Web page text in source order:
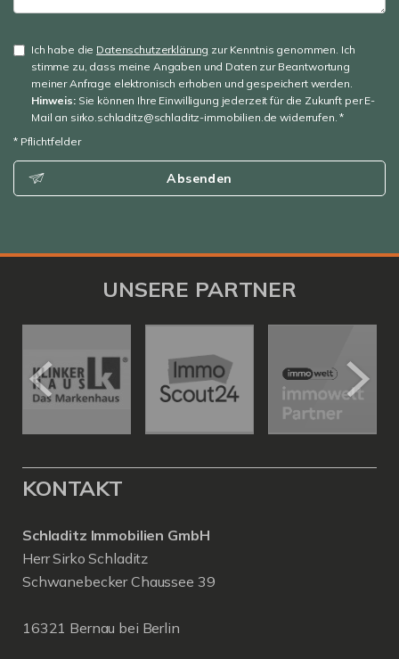
Ich habe die Datenschutzerklärung zur Kenntnis genommen. Ich
stimme zu, dass meine Angaben und Daten zur Beantwortung
meiner Anfrage elektronisch erhoben und gespeichert werden.
Hinweis:Sie können Ihre Einwilligung jederzeit für die Zukunft per E-
Mail an sirko.schladitz@schladitz-immobilien.de widerrufen. *
* Pflichtfelder
Absenden
UNSERE PARTNER
KONTAKT
Schladitz Immobilien GmbH
Herr Sirko Schladitz
Schwanebecker Chaussee 39
16321 Bernau bei Berlin